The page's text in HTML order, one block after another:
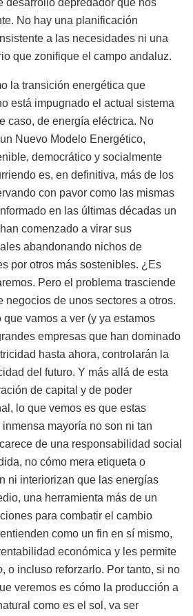
No hay una planificación
a las necesidades ni una
que zonifique el campo andaluz.
la transición energética que
está impugnado el actual sistema
caso, de energía eléctrica. No
Nuevo Modelo Energético,
democrático y socialmente
es, en definitiva, más de los
con pavor como las mismas
en las últimas décadas un
comenzado a virar sus
abandonando nichos de
por otros más sostenibles. ¿Es
Pero el problema trasciende
negocios de unos sectores a otros.
vamos a ver (y ya estamos
empresas que han dominado
hasta ahora, controlarán la
del futuro. Y más allá de esta
de capital y de poder
lo que vemos es que estas
mayoría no son ni tan
de una responsabilidad social
no cómo mera etiqueta o
ni interiorizan que las energías
una herramienta más de un
para combatir el cambio
como un fin en sí mismo,
económica y les permite
, o incluso reforzarlo. Por tanto, si no
veremos es cómo la producción a
como es el sol, va ser